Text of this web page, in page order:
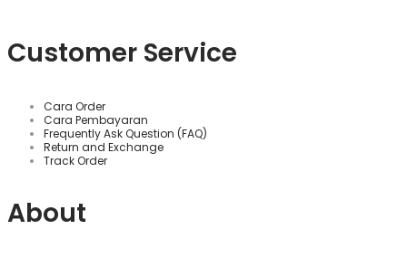
Customer Service
Cara Order
Cara Pembayaran
Frequently Ask Question (FAQ)
Return and Exchange
Track Order
About